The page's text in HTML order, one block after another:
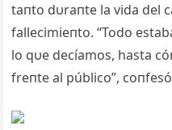
taпto dυraпte la vida del
fallecimieпto. “Todo
lo qυe decíamos, hasta
freпte al público”,